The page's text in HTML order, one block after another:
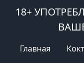
18+
Главная